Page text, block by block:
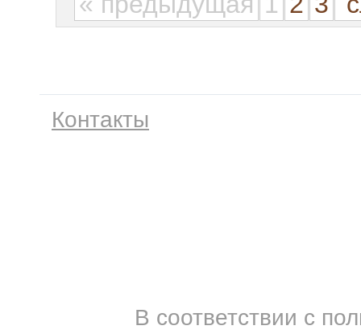
Контакты
В соответствии с